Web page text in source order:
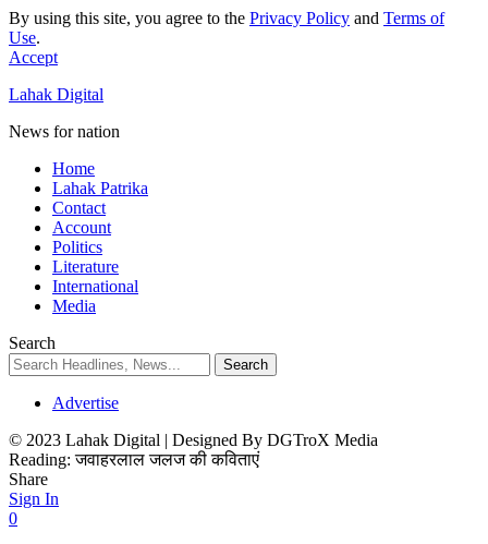
By using this site, you agree to the Privacy Policy and Terms of
Use.
Accept
Lahak Digital
News for nation
Home
Lahak Patrika
Contact
Account
Politics
Literature
International
Media
Search
Advertise
© 2023 Lahak Digital | Designed By DGTroX Media
Reading: जवाहरलाल जलज की कविताएं
Share
Sign In
0